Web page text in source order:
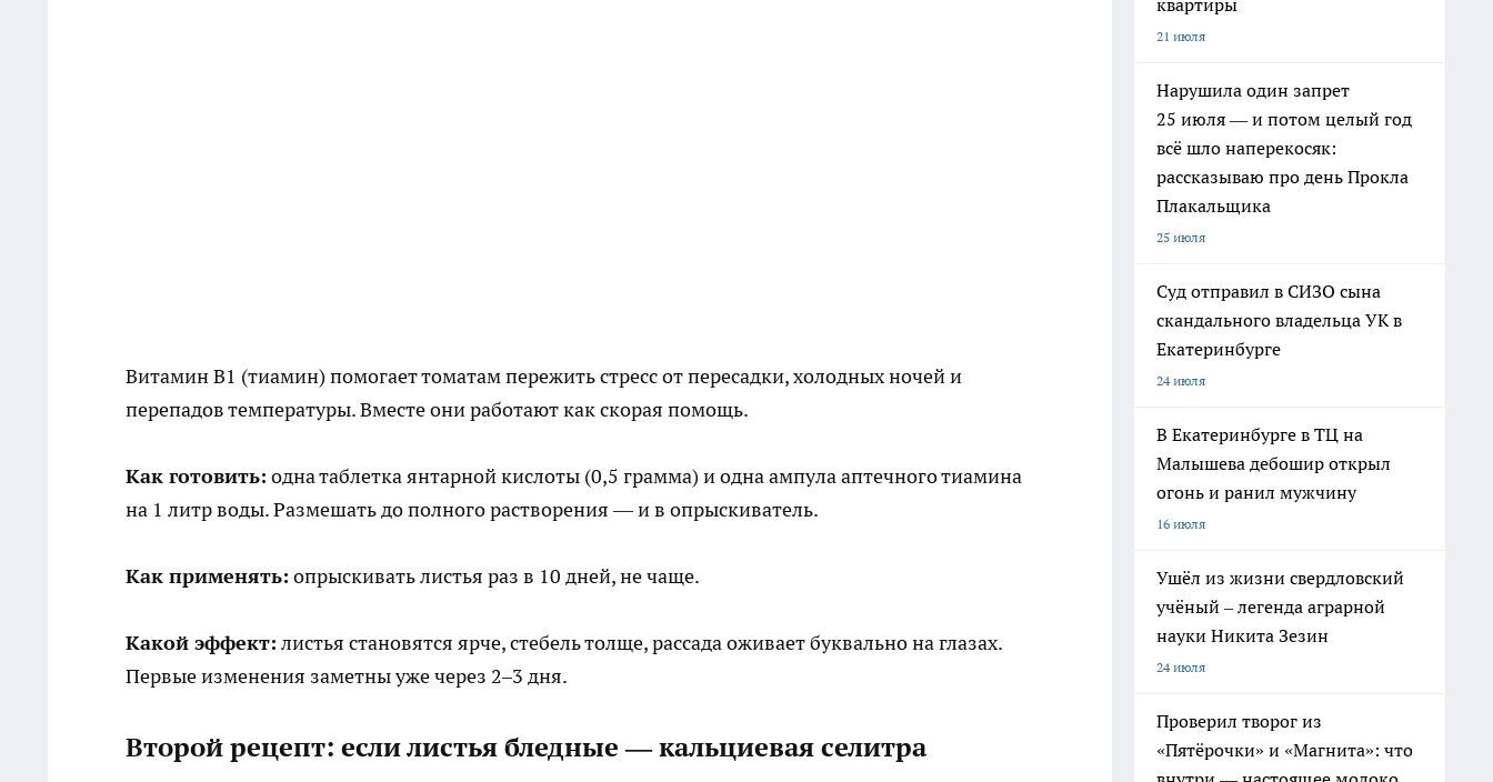
Витамин B1 (тиамин) помогает томатам пережить стресс от пересадки, холодных ночей и
перепадов температуры. Вместе они работают как скорая помощь.
Как готовить: одна таблетка янтарной кислоты (0,5 грамма) и одна ампула аптечного тиамина
на 1 литр воды. Размешать до полного растворения — и в опрыскиватель.
Как применять: опрыскивать листья раз в 10 дней, не чаще.
Какой эффект: листья становятся ярче, стебель толще, рассада оживает буквально на глазах.
Первые изменения заметны уже через 2–3 дня.
Второй рецепт: если листья бледные — кальциевая селитра
квартиры
21 июля
Нарушила один запрет
25 июля — и потом целый год
всё шло наперекосяк:
рассказываю про день Прокла
Плакальщика
25 июля
Суд отправил в СИЗО сына
скандального владельца УК в
Екатеринбурге
24 июля
В Екатеринбурге в ТЦ на
Малышева дебошир открыл
огонь и ранил мужчину
16 июля
Ушёл из жизни свердловский
учёный – легенда аграрной
науки Никита Зезин
24 июля
Проверил творог из
«Пятёрочки» и «Магнита»: что